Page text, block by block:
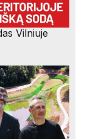
Vilniuje